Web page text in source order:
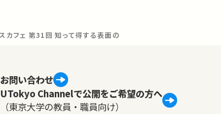
カフェ 第31回 知って得する表面の科学～化粧品からエレクトロ
お問い合わせ
UTokyo Channelで公開をご希望の方へ
（東京大学の教員・職員向け）